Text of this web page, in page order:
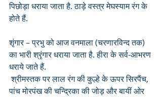
पिछोड़ा धराया जाता है. ठाड़े वस्त्र मेघस्याम रंग के
होते हैं.
शृंगार – प्रभु को आज वनमाला (चरणारविन्द तक)
का भारी श्रृंगार धराया जाता है. हीरा के सर्व-आभरण
धराये जाते हैं.
श्रीमस्तक पर लाल रंग की कुल्हे के ऊपर सिरपैंच,
पांच मोरपंख की चन्द्रिका की जोड़ और बायीं ओर